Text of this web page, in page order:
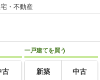
・不動産
古
一戸建てを買う
新築 中古